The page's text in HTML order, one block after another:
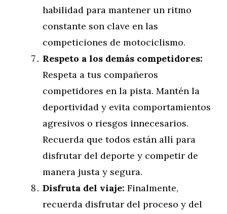
habilidad para mantener un ritmo
constante son clave en las
competiciones de motociclismo.
Respeto a los demás competidores:
Respeta a tus compañeros
competidores en la pista. Mantén la
deportividad y evita comportamientos
agresivos o riesgos innecesarios.
Recuerda que todos están allí para
disfrutar del deporte y competir de
manera justa y segura.
Disfruta del viaje: Finalmente,
recuerda disfrutar del proceso y del